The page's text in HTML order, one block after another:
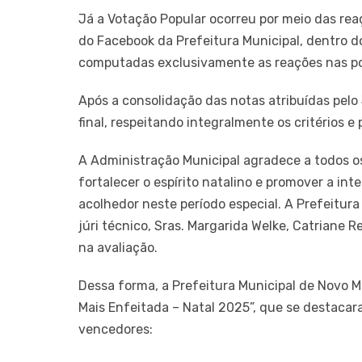
Já a Votação Popular ocorreu por meio das
do Facebook da Prefeitura Municipal, dentro
computadas exclusivamente as reações nas
Após a consolidação das notas atribuídas
final, respeitando integralmente os critérios e
A Administração Municipal agradece a todos
fortalecer o espírito natalino e promover a
acolhedor neste período especial. A
júri técnico, Sras. Margarida Welke, Catriane
na avaliação.
Dessa forma, a Prefeitura Municipal de Novo
Mais Enfeitada – Natal 2025”, que se
vencedores: